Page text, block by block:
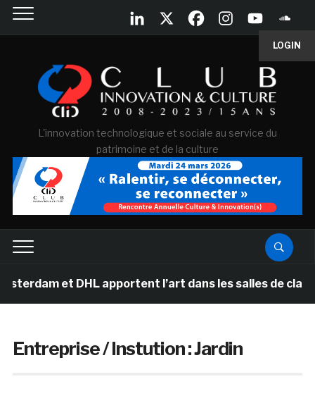
LOGIN
L'innovation technologique et sociale au service du
patrimoine et de la culture
et DHL apportent l’art dans les salles de classe des
Entreprise / Instution :Jardin